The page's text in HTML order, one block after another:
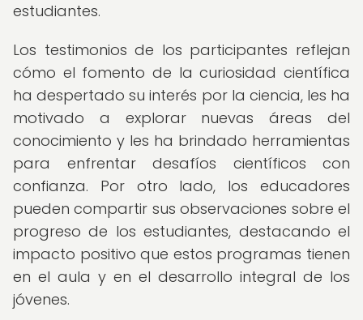
estudiantes.
Los testimonios de los participantes reflejan
cómo el fomento de la curiosidad científica
ha despertado su interés por la ciencia, les ha
motivado a explorar nuevas áreas del
conocimiento y les ha brindado herramientas
para enfrentar desafíos científicos con
confianza. Por otro lado, los educadores
pueden compartir sus observaciones sobre el
progreso de los estudiantes, destacando el
impacto positivo que estos programas tienen
en el aula y en el desarrollo integral de los
jóvenes.